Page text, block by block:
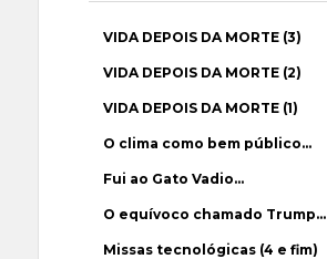
VIDA DEPOIS DA MORTE (3)
VIDA DEPOIS DA MORTE (2)
VIDA DEPOIS DA MORTE (1)
O clima como bem público…
Fui ao Gato Vadio…
O equívoco chamado Trump…
Missas tecnológicas (4 e fim)